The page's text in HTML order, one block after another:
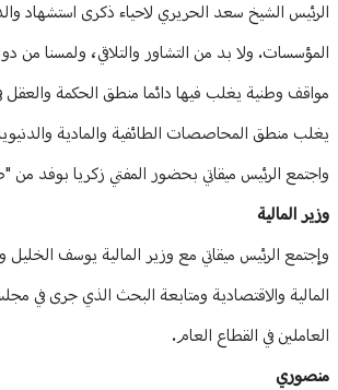
الرئيس الشيخ سعد الحريري لاحياء ذكرى استشهاد
المؤسسات. ولا بد من التشاور والتلاقي، ولمسنا من
مواقف وطنية يغلب فيها دائما منطق الحكمة
يغلب منطق المحاصصات الطائفية والمادية
واجتمع الرئيس ميقاتي بحضور المفتي زكريا بوفد من
وزير المالية
وإجتمع الرئيس ميقاتي مع وزير المالية يوسف
المالية والاقتصادية ومتابعة البحث الذي جرى في
العاملين في القطاع العام.
منصوري